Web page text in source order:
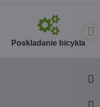
Poskladanie bicykla